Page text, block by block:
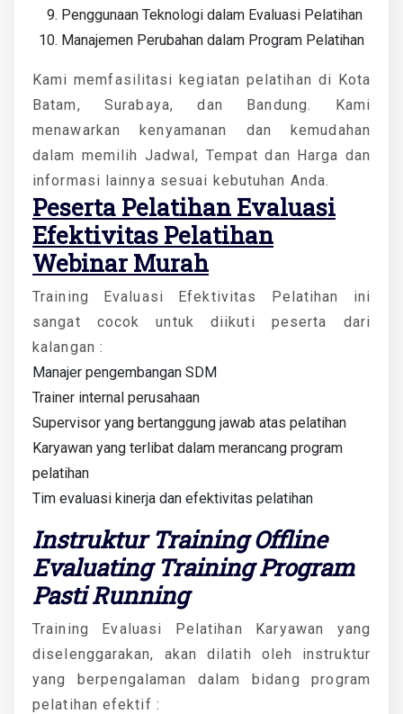
Penggunaan Teknologi dalam Evaluasi Pelatihan
Manajemen Perubahan dalam Program Pelatihan
Kami memfasilitasi kegiatan pelatihan di Kota
Batam, Surabaya, dan Bandung. Kami
menawarkan kenyamanan dan kemudahan
dalam memilih Jadwal, Tempat dan Harga dan
informasi lainnya sesuai kebutuhan Anda.
Peserta Pelatihan Evaluasi
Efektivitas Pelatihan
Webinar Murah
Training Evaluasi Efektivitas Pelatihan ini
sangat cocok untuk diikuti peserta dari
kalangan :
Manajer pengembangan SDM
Trainer internal perusahaan
Supervisor yang bertanggung jawab atas pelatihan
Karyawan yang terlibat dalam merancang program
pelatihan
Tim evaluasi kinerja dan efektivitas pelatihan
Instruktur Training Offline
Evaluating Training Program
Pasti Running
Training Evaluasi Pelatihan Karyawan yang
diselenggarakan, akan dilatih oleh instruktur
yang berpengalaman dalam bidang program
pelatihan efektif :